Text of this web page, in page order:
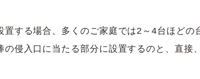
する場合、多くのご家庭では2～4台ほどの
の侵入口に当たる部分に設置するのと、直接